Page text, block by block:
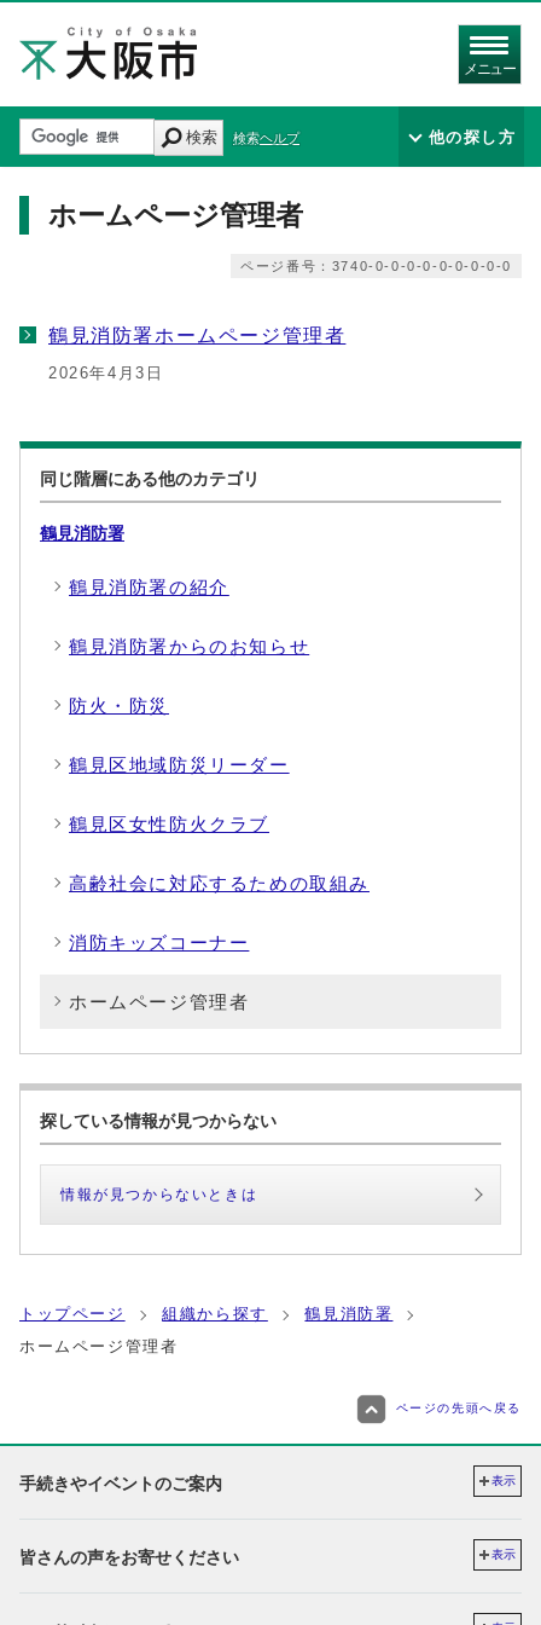
メニュー
検索 検索ヘルプ 他の探し方
ホームページ管理者
ページ番号：3740-0-0-0-0-0-0-0-0-0
鶴見消防署ホームページ管理者
2026年4月3日
同じ階層にある他のカテゴリ
鶴見消防署
鶴見消防署の紹介
鶴見消防署からのお知らせ
防火・防災
鶴見区地域防災リーダー
鶴見区女性防火クラブ
高齢社会に対応するための取組み
消防キッズコーナー
ホームページ管理者
探している情報が見つからない
情報が見つからないときは
トップページ 組織から探す
鶴見消防署
ホームページ管理者
ページの先頭へ戻る
手続きやイベントのご案内 表示
皆さんの声をお寄せください 表示